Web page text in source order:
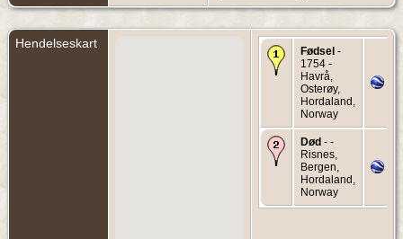
Hendelseskart
Fødsel -
1754 -
Havrå,
Osterøy,
Hordaland,
Norway
Død - -
Risnes,
Bergen,
Hordaland,
Norway